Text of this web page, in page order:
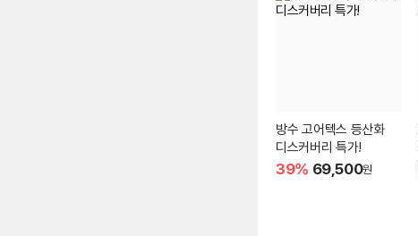
방수 고어텍스 등산화
디스커버리 특가!
39% 69,500원